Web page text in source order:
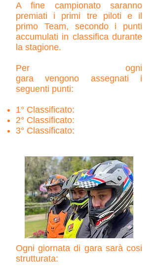
A fine campionato saranno
premiati i primi tre piloti e il
primo Team, secondo i punti
accumulati in classifica durante
la stagione.
Per ogni
garavengono assegnati i
seguenti punti:
1° Classificato:
2° Classificato:
3° Classificato:
Ogni giornata di gara sarà cosi
strutturata: